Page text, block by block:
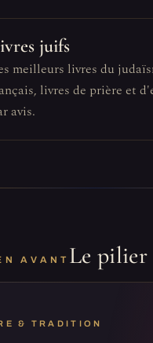
juifs
meilleurs livres du
livres de prière et
avis.
AVANT Le pilier
& TRADITION